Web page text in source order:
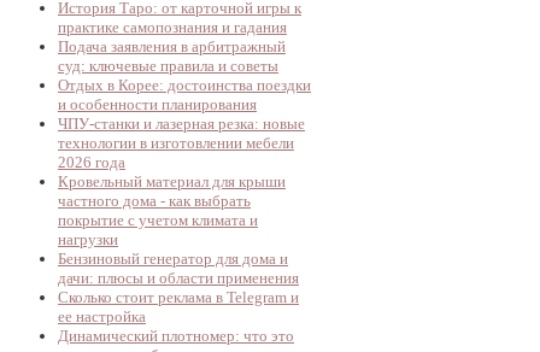
История Таро: от карточной игры к
практике самопознания и гадания
Подача заявления в арбитражный
суд: ключевые правила и советы
Отдых в Корее: достоинства поездки
и особенности планирования
ЧПУ-станки и лазерная резка: новые
технологии в изготовлении мебели
2026 года
Кровельный материал для крыши
частного дома - как выбрать
покрытие с учетом климата и
нагрузки
Бензиновый генератор для дома и
дачи: плюсы и области применения
Сколько стоит реклама в Telegram и
ее настройка
Динамический плотномер: что это